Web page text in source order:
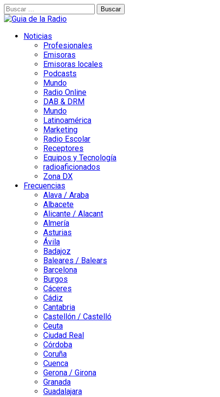
Buscar:
Noticias
Profesionales
Emisoras
Emisoras locales
Podcasts
Mundo
Radio Online
DAB & DRM
Mundo
Latinoamérica
Marketing
Radio Escolar
Receptores
Equipos y Tecnología
radioaficionados
Zona DX
Frecuencias
Alava / Araba
Albacete
Alicante / Alacant
Almería
Asturias
Ávila
Badajoz
Baleares / Balears
Barcelona
Burgos
Cáceres
Cádiz
Cantabria
Castellón / Castelló
Ceuta
Ciudad Real
Córdoba
Coruña
Cuenca
Gerona / Girona
Granada
Guadalajara